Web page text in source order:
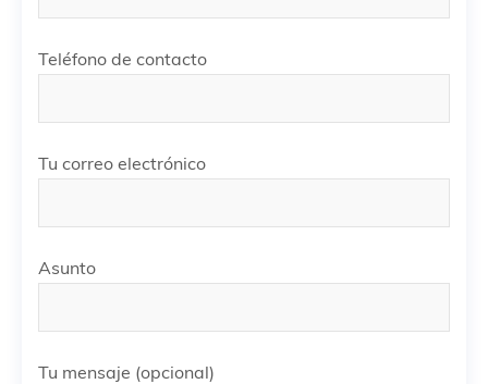
Teléfono de contacto
Tu correo electrónico
Asunto
Tu mensaje (opcional)